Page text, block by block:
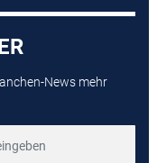
News mehr